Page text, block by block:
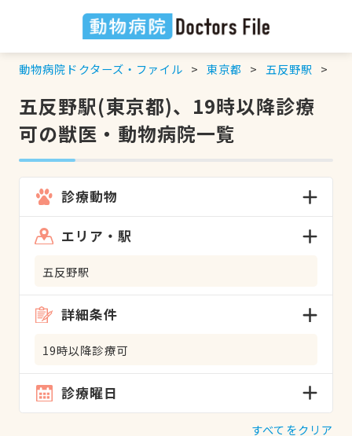
動物病院ドクターズ・ファイル 東京都 五反野駅
五反野駅(東京都)、19時以降診療
可の獣医・動物病院一覧
診療動物
エリア・駅
五反野駅
詳細条件
19時以降診療可
診療曜日
すべてをクリア